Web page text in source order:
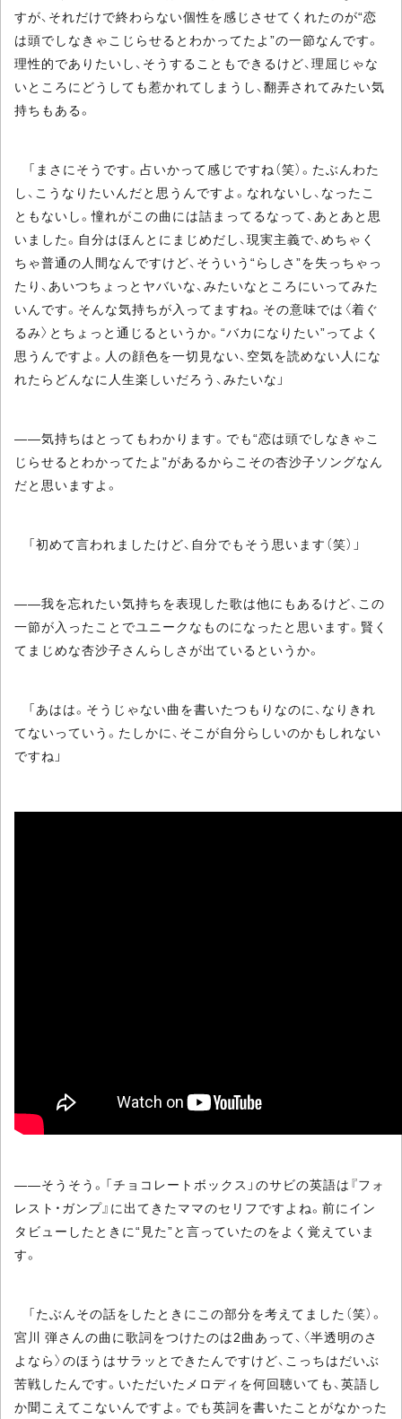
すが、それだけで終わらない個性を感じさせてくれたのが“恋
は頭でしなきゃこじらせるとわかってたよ”の一節なんです。
理性的でありたいし、そうすることもできるけど、理屈じゃな
いところにどうしても惹かれてしまうし、翻弄されてみたい気
持ちもある。
「まさにそうです。占いかって感じですね（笑）。たぶんわた
し、こうなりたいんだと思うんですよ。なれないし、なったこ
ともないし。憧れがこの曲には詰まってるなって、あとあと思
いました。自分はほんとにまじめだし、現実主義で、めちゃく
ちゃ普通の人間なんですけど、そういう“らしさ”を失っちゃっ
たり、あいつちょっとヤバいな、みたいなところにいってみた
いんです。そんな気持ちが入ってますね。その意味では〈着ぐ
るみ〉とちょっと通じるというか。“バカになりたい”ってよく
思うんですよ。人の顔色を一切見ない、空気を読めない人にな
れたらどんなに人生楽しいだろう、みたいな」
――気持ちはとってもわかります。でも“恋は頭でしなきゃこ
じらせるとわかってたよ”があるからこその杏沙子ソングなん
だと思いますよ。
「初めて言われましたけど、自分でもそう思います（笑）」
――我を忘れたい気持ちを表現した歌は他にもあるけど、この
一節が入ったことでユニークなものになったと思います。賢く
てまじめな杏沙子さんらしさが出ているというか。
「あはは。そうじゃない曲を書いたつもりなのに、なりきれ
てないっていう。たしかに、そこが自分らしいのかもしれない
ですね」
――そうそう。「チョコレートボックス」のサビの英語は『フォ
レスト・ガンプ』に出てきたママのセリフですよね。前にイン
タビューしたときに“見た”と言っていたのをよく覚えていま
す。
「たぶんその話をしたときにこの部分を考えてました（笑）。
宮川 弾さんの曲に歌詞をつけたのは2曲あって、〈半透明のさ
よなら〉のほうはサラッとできたんですけど、こっちはだいぶ
苦戦したんです。いただいたメロディを何回聴いても、英語し
か聞こえてこないんですよ。でも英詞を書いたことがなかった